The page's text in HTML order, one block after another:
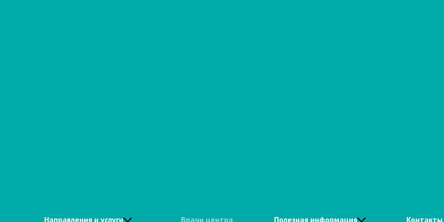
Направления и услуги Врачи центра Полезная информация Контакты